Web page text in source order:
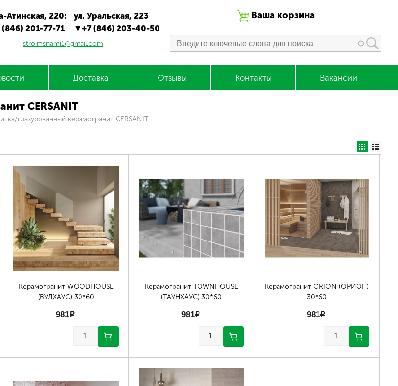
Атинская, 220:
(846) 201-77-71
ул. Уральская, 223
+7 (846) 203-40-50
Ваша корзина
stroimsnami1@gmail.com
Доставка Отзывы Контакты Вакансии
CERSANIT
глазурованный керамогранит CERSANIT
Керамогранит WOODHOUSE
(ВУДХАУС) 30*60
981p
Керамогранит TOWNHOUSE
(ТАУНХАУС) 30*60
981p
Керамогранит ORION (ОРИОН)
30*60
981p